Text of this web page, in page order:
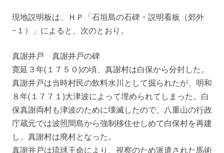
現地説明板は、ＨＰ「石垣島の石碑・説明看板（郊外
−１）」によると、次のとおり。
真謝井戸 真謝井戸の碑
寛延３年(１７５０)の頃、真謝村は白保から分封した。
真謝井戸は当時村民の飲料水川として掘られたが、明和
８年(１７７１)大津波によって埋められてしまった。白
保真謝両村も津波のために壊滅したので、八重山の行政
庁蔵元では波照間島から強制移住せしめて白保村を再建
し、真謝村は廃村となった。
真謝井戸は琉球王命により、視察のため派遣された馬術